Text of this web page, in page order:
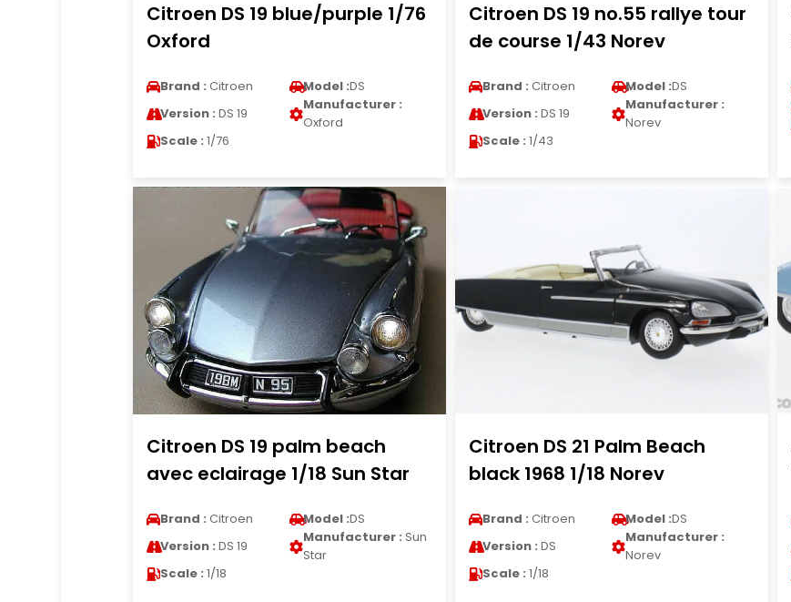
Citroen DS 19 blue/purple 1/76
Oxford
Brand : Citroen Model :DS
Version : DS 19
Manufacturer :
Oxford
Scale : 1/76
Citroen DS 19 no.55 rallye tour
de course 1/43 Norev
Brand : Citroen Model :DS
Version : DS 19
Manufacturer :
Norev
Scale : 1/43
Citroen DS 19 palm beach
avec eclairage 1/18 Sun Star
Brand : Citroen Model :DS
Version : DS 19
Manufacturer : Sun
Star
Scale : 1/18
Citroen DS 21 Palm Beach
black 1968 1/18 Norev
Brand : Citroen Model :DS
Version : DS
Manufacturer :
Norev
Scale : 1/18